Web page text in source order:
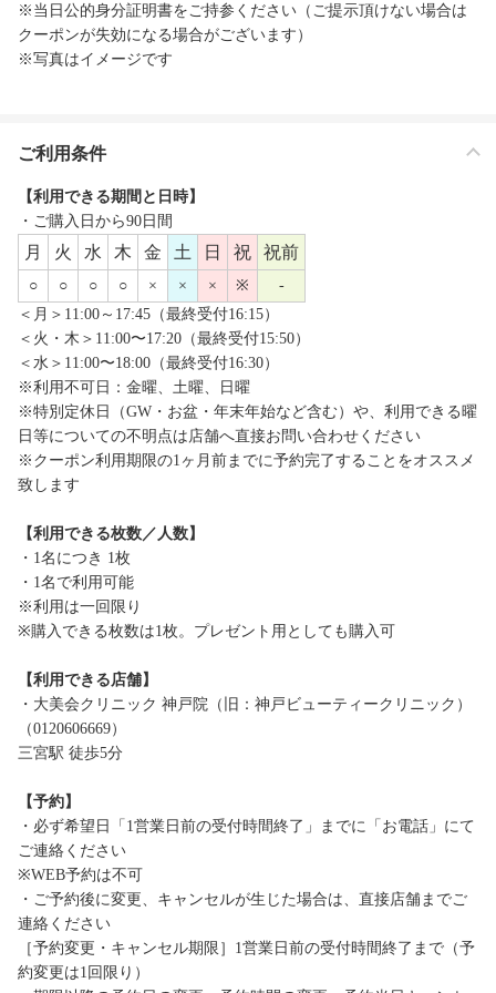
※当日公的身分証明書をご持参ください（ご提示頂けない場合は
クーポンが失効になる場合がございます）
※写真はイメージです
ご利用条件
【利用できる期間と日時】
・ご購入日から90日間
月 火 水 木 金 土 日 祝 祝前
○ ○ ○ ○ × × × ※
-
＜月＞11:00～17:45（最終受付16:15）
＜火・木＞11:00〜17:20（最終受付15:50）
＜水＞11:00〜18:00（最終受付16:30）
※利用不可日：金曜、土曜、日曜
※特別定休日（GW・お盆・年末年始など含む）や、利用できる曜
日等についての不明点は店舗へ直接お問い合わせください
※クーポン利用期限の1ヶ月前までに予約完了することをオススメ
致します
【利用できる枚数／人数】
・1名につき 1枚
・1名で利用可能
※利用は一回限り
※購入できる枚数は1枚。プレゼント用としても購入可
【利用できる店舗】
・大美会クリニック 神戸院（旧：神戸ビューティークリニック）
（0120606669）
三宮駅 徒歩5分
【予約】
・必ず希望日「1営業日前の受付時間終了」までに「お電話」にて
ご連絡ください
※WEB予約は不可
・ご予約後に変更、キャンセルが生じた場合は、直接店舗までご
連絡ください
［予約変更・キャンセル期限］1営業日前の受付時間終了まで（予
約変更は1回限り）